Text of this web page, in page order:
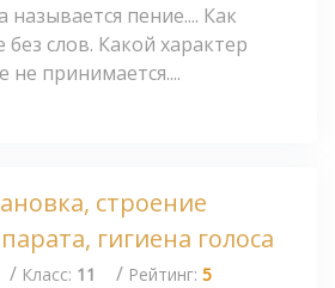
пение.... Как
без слов. Какой характер
не принимается....
строение
гигиена голоса
/ Класс: 11 / Рейтинг: 5